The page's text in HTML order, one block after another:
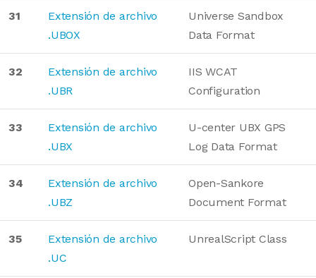
31
Extensión de archivo
.UBOX
Universe Sandbox
Data Format
32
Extensión de archivo
.UBR
IIS WCAT
Configuration
33
Extensión de archivo
.UBX
U-center UBX GPS
Log Data Format
34
Extensión de archivo
.UBZ
Open-Sankore
Document Format
35
Extensión de archivo
.UC
UnrealScript Class